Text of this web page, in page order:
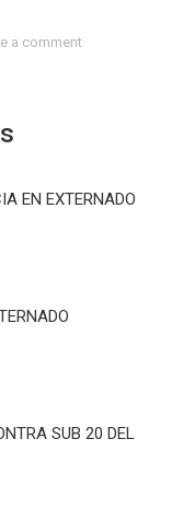
a comment
EN EXTERNADO
SUB 20 DEL